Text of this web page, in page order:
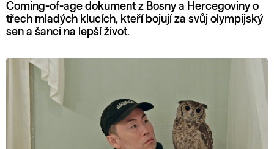
Coming-of-age dokument z Bosny a Hercegoviny o
třech mladých klucích, kteří bojují za svůj olympijský
sen a šanci na lepší život.